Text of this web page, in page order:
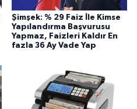
Şimşek: % 29 Faiz İle Kimse
Yapılandırma Başvurusu
Yapmaz, Faizleri Kaldır En
fazla 36 Ay Vade Yap